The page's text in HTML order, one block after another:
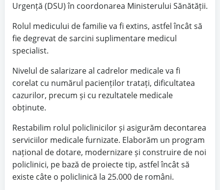
Urgență (DSU) în coordonarea Ministerului Sănătății.
Rolul medicului de familie va fi extins, astfel încât să
fie degrevat de sarcini suplimentare medicul
specialist.
Nivelul de salarizare al cadrelor medicale va fi
corelat cu numărul pacienților tratați, dificultatea
cazurilor, precum și cu rezultatele medicale
obținute.
Restabilim rolul policlinicilor și asigurăm decontarea
serviciilor medicale furnizate. Elaborăm un program
național de dotare, modernizare și construire de noi
policlinici, pe bază de proiecte tip, astfel încât să
existe câte o policlinică la 25.000 de români.